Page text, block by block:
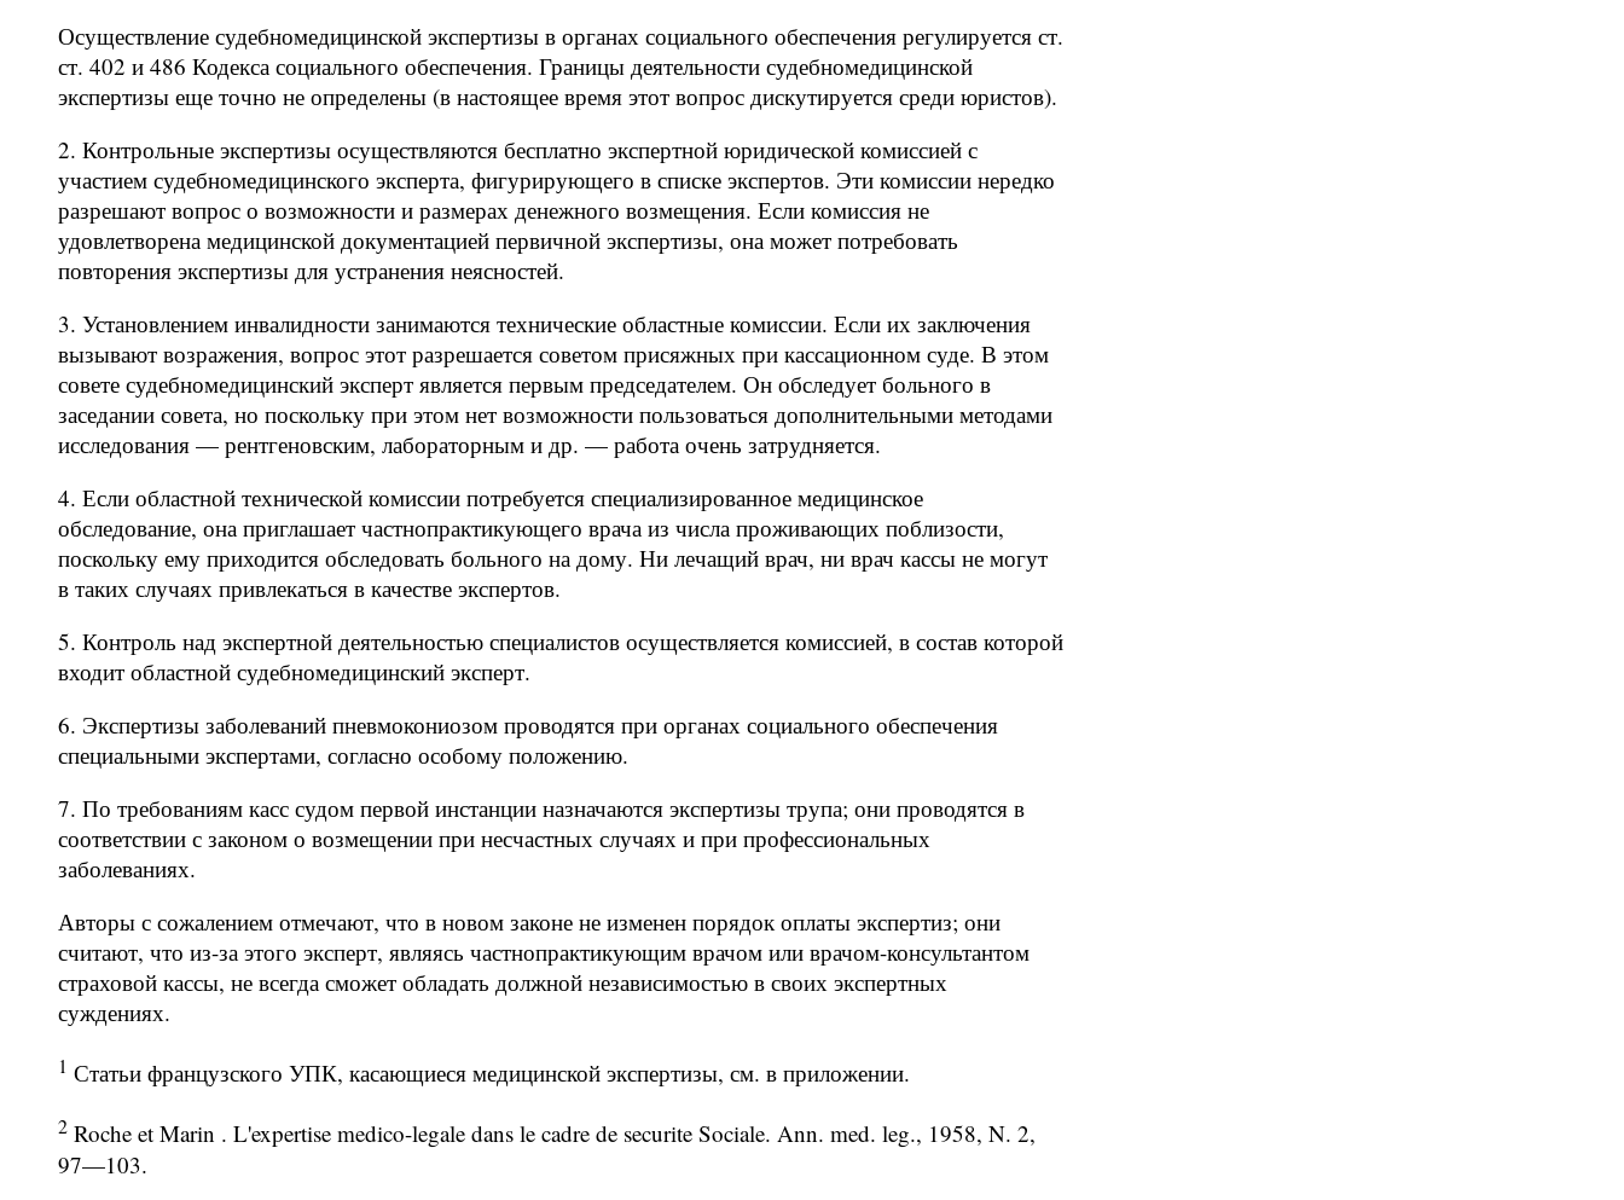
Осуществление судебномедицинской экспертизы в органах социального обеспечения регулируется ст.
ст. 402 и 486 Кодекса социального обеспечения. Границы деятельности судебномедицинской
экспертизы еще точно не определены (в настоящее время этот вопрос дискутируется среди юристов).
2. Контрольные экспертизы осуществляются бесплатно экспертной юридической комиссией с
участием судебномедицинского эксперта, фигурирующего в списке экспертов. Эти комиссии нередко
разрешают вопрос о возможности и размерах денежного возмещения. Если комиссия не
удовлетворена медицинской документацией первичной экспертизы, она может потребовать
повторения экспертизы для устранения неясностей.
3. Установлением инвалидности занимаются технические областные комиссии. Если их заключения
вызывают возражения, вопрос этот разрешается советом присяжных при кассационном суде. В этом
совете судебномедицинский эксперт является первым председателем. Он обследует больного в
заседании совета, но поскольку при этом нет возможности пользоваться дополнительными методами
исследования — рентгеновским, лабораторным и др. — работа очень затрудняется.
4. Если областной технической комиссии потребуется специализированное медицинское
обследование, она приглашает частнопрактикующего врача из числа проживающих поблизости,
поскольку ему приходится обследовать больного на дому. Ни лечащий врач, ни врач кассы не могут
в таких случаях привлекаться в качестве экспертов.
5. Контроль над экспертной деятельностью специалистов осуществляется комиссией, в состав которой
входит областной судебномедицинский эксперт.
6. Экспертизы заболеваний пневмокониозом проводятся при органах социального обеспечения
специальными экспертами, согласно особому положению.
7. По требованиям касс судом первой инстанции назначаются экспертизы трупа; они проводятся в
соответствии с законом о возмещении при несчастных случаях и при профессиональных
заболеваниях.
Авторы с сожалением отмечают, что в новом законе не изменен порядок оплаты экспертиз; они
считают, что из-за этого эксперт, являясь частнопрактикующим врачом или врачом-консультантом
страховой кассы, не всегда сможет обладать должной независимостью в своих экспертных
суждениях.
1 Статьи французского УПК, касающиеся медицинской экспертизы, см. в приложении.
2 Roche et Marin . L'expertise medico-legale dans le cadre de securite Sociale. Ann. med. leg., 1958, N. 2,
97—103.